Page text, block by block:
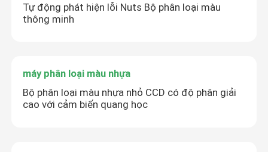
Tự động phát hiện lỗi Nuts Bộ phân loại màu
thông minh
máy phân loại màu nhựa
Bộ phân loại màu nhựa nhỏ CCD có độ phân giải
cao với cảm biến quang học